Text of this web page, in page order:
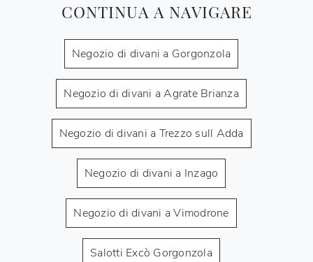
CONTINUA A NAVIGARE
Negozio di divani a Gorgonzola
Negozio di divani a Agrate Brianza
Negozio di divani a Trezzo sull Adda
Negozio di divani a Inzago
Negozio di divani a Vimodrone
Salotti Excò Gorgonzola